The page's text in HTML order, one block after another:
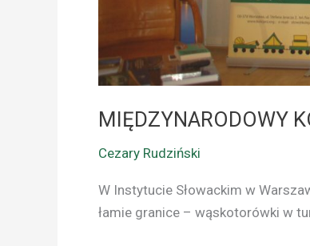
MIĘDZYNARODOWY
Cezary Rudziński
W Instytucie Słowackim w
łamie granice – wąskotorówki w